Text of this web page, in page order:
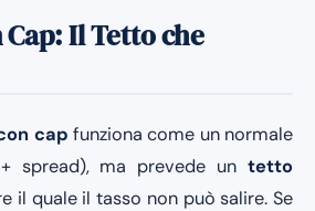
Il Tetto che
cap funziona come un normale
spread), ma prevede un tetto
il quale il tasso non può salire. Se